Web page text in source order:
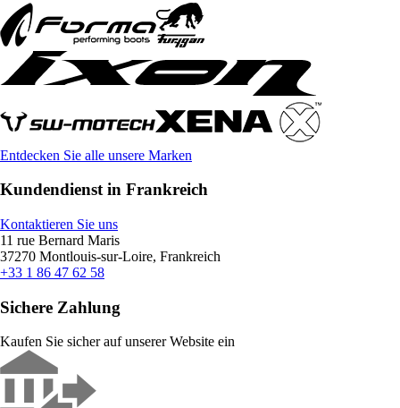
Entdecken Sie alle unsere Marken
Kundendienst in Frankreich
Kontaktieren Sie uns
11 rue Bernard Maris
37270 Montlouis-sur-Loire, Frankreich
+33 1 86 47 62 58
Sichere Zahlung
Kaufen Sie sicher auf unserer Website ein